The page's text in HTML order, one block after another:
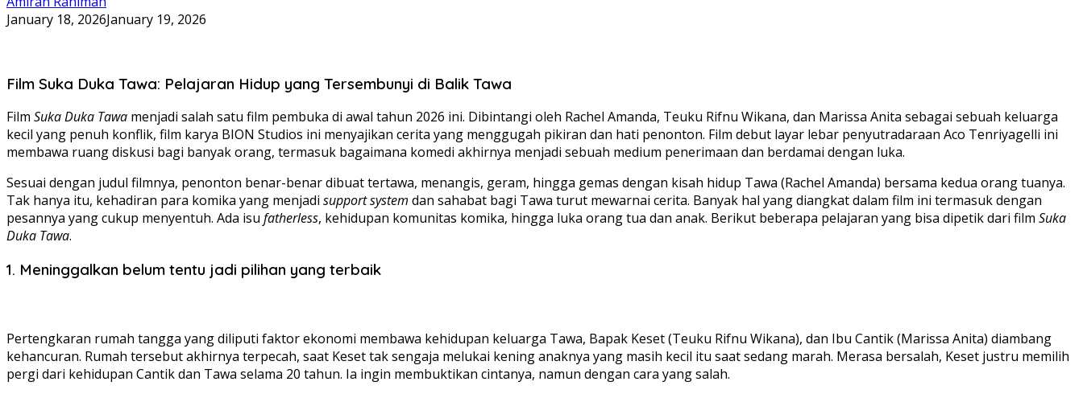
January 18, 2026January 19, 2026
Film Suka Duka Tawa: Pelajaran Hidup yang Tersembunyi di Balik Tawa
Film Suka Duka Tawa menjadi salah satu film pembuka di awal tahun 2026 ini. Dibintangi oleh Rachel Amanda, Teuku Rifnu Wikana, dan Marissa Anita sebagai sebuah keluarga
kecil yang penuh konflik, film karya BION Studios ini menyajikan cerita yang menggugah pikiran dan hati penonton. Film debut layar lebar penyutradaraan Aco Tenriyagelli ini
membawa ruang diskusi bagi banyak orang, termasuk bagaimana komedi akhirnya menjadi sebuah medium penerimaan dan berdamai dengan luka.
Sesuai dengan judul filmnya, penonton benar-benar dibuat tertawa, menangis, geram, hingga gemas dengan kisah hidup Tawa (Rachel Amanda) bersama kedua orang tuanya.
Tak hanya itu, kehadiran para komika yang menjadi support system dan sahabat bagi Tawa turut mewarnai cerita. Banyak hal yang diangkat dalam film ini termasuk dengan
pesannya yang cukup menyentuh. Ada isu fatherless, kehidupan komunitas komika, hingga luka orang tua dan anak. Berikut beberapa pelajaran yang bisa dipetik dari film Suka
Duka Tawa.
1. Meninggalkan belum tentu jadi pilihan yang terbaik
Pertengkaran rumah tangga yang diliputi faktor ekonomi membawa kehidupan keluarga Tawa, Bapak Keset (Teuku Rifnu Wikana), dan Ibu Cantik (Marissa Anita) diambang
kehancuran. Rumah tersebut akhirnya terpecah, saat Keset tak sengaja melukai kening anaknya yang masih kecil itu saat sedang marah. Merasa bersalah, Keset justru memilih
pergi dari kehidupan Cantik dan Tawa selama 20 tahun. Ia ingin membuktikan cintanya, namun dengan cara yang salah.